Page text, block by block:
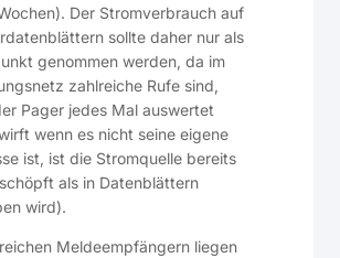
Der Stromverbrauch auf
sollte daher nur als
genommen werden, da im
zahlreiche Rufe sind,
Pager jedes Mal auswertet
wenn es nicht seine eigene
ist, ist die Stromquelle bereits
als in Datenblättern
wird).
Meldeempfängern liegen